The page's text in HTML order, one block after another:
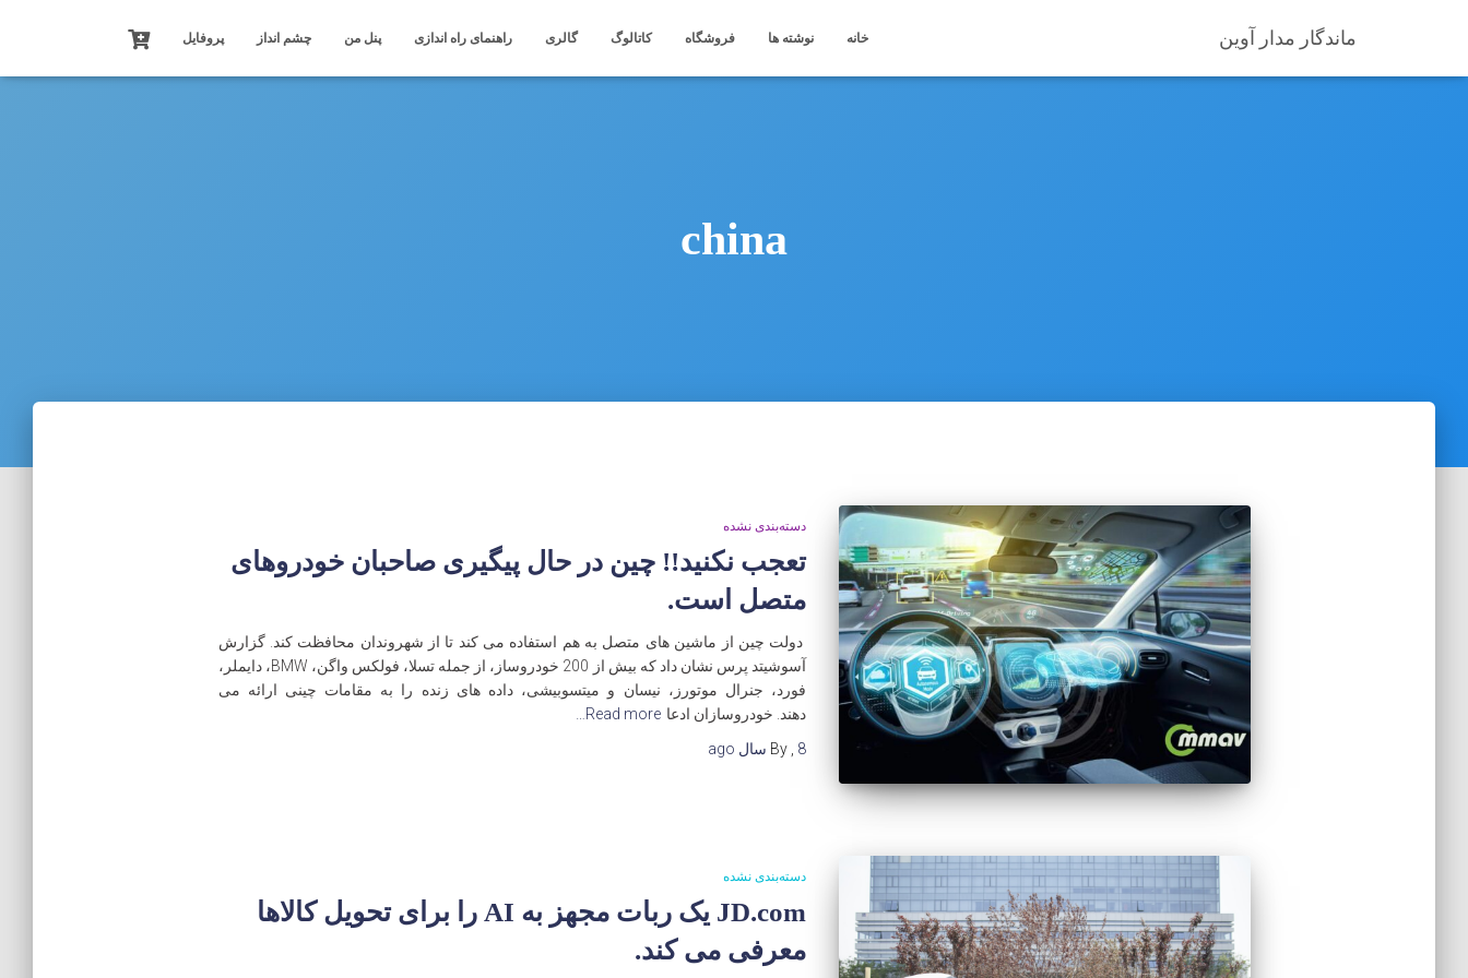
ماندگار مدار آوین خانه نوشته ها فروشگاه کاتالوگ گالری راهنمای راه اندازی پنل من چشم انداز پروفایل
china
دسته‌بندی نشده
تعجب نکنید!! چین در حال پیگیری صاحبان خودروهای
متصل است.
دولت چین از ماشین های متصل به هم استفاده می کند تا از شهروندان محافظت کند. گزارش
آسوشیتد پرس نشان داد که بیش از 200 خودروساز، از جمله تسلا، فولکس واگن، BMW، دایملر،
فورد، جنرال موتورز، نیسان و میتسوبیشی، داده های زنده را به مقامات چینی ارائه می
دهند. خودروسازان ادعا Read more…
By
8 سال
دسته‌بندی نشده
JD.com یک ربات مجهز به AI را برای تحویل کالاها
معرفی می کند.